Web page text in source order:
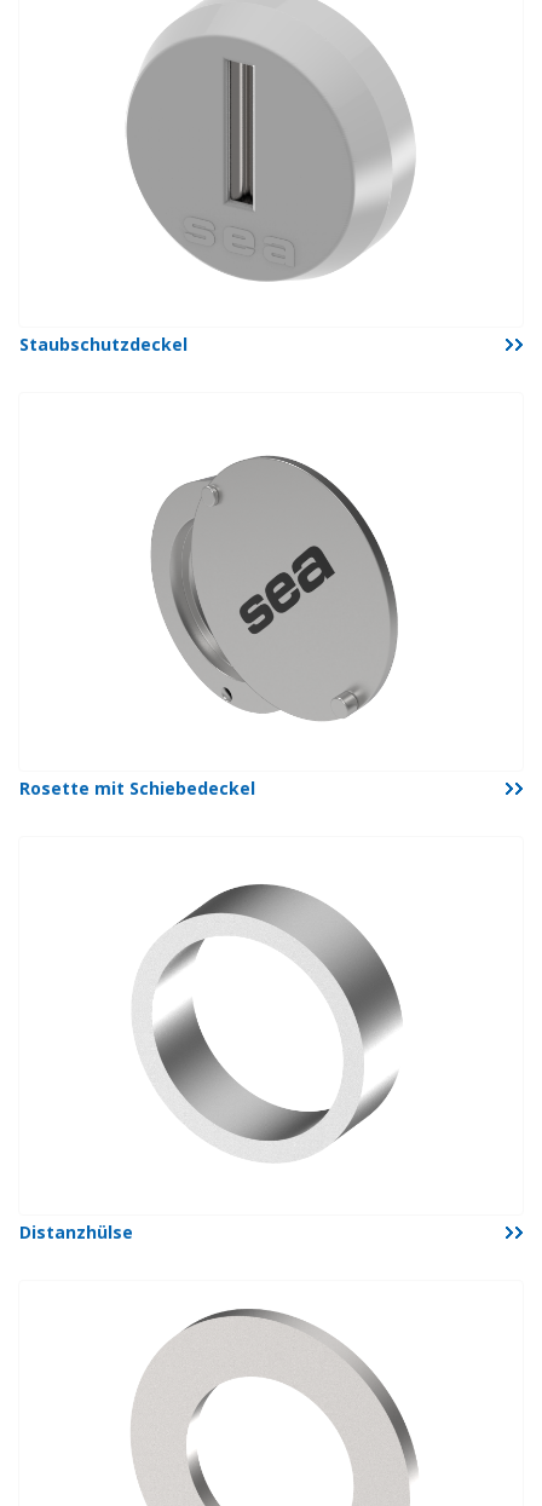
Staubschutzdeckel
Rosette mit Schiebedeckel
Distanzhülse